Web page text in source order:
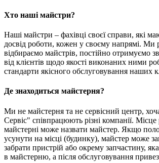
Хто наші майстри?
Наші майстри – фахівці своєї справи, які
досвід роботи, кожен у своєму напрямі. Ми
відбираємо майстрів, постійно отримуємо
від клієнтів щодо якості виконаних ними
стандарти якісного обслуговування наших
Де знаходиться майстерня?
Ми не майстерня та не сервісний центр,
Сервіс" співпрацюють різні компанії.
майстерні може назвати майстер. Якщо
усунути на місці (будинку), майстер може
забрати пристрій або окрему запчастину,
в майстерню, а після обслуговування